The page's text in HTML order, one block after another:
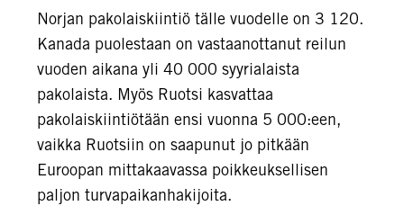
Norjan pakolaiskiintiö tälle vuodelle on 3 120.
Kanada puolestaan on vastaanottanut reilun
vuoden aikana yli 40 000 syyrialaista
pakolaista. Myös Ruotsi kasvattaa
pakolaiskiintiötään ensi vuonna 5 000:een,
vaikka Ruotsiin on saapunut jo pitkään
Euroopan mittakaavassa poikkeuksellisen
paljon turvapaikanhakijoita.